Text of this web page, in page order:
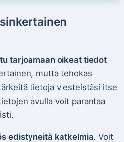
tarjoamaan oikeat tiedot
mutta tehokas
tietoja viesteistäsi itse
avulla voit parantaa
edistyneitä katkelmia. Voit